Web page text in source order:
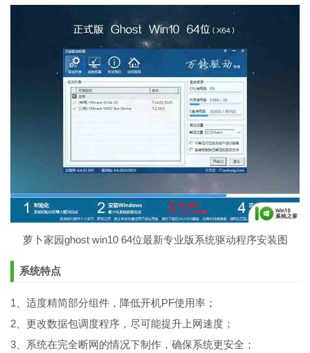
萝卜家园ghost win10 64位最新专业版系统驱动程序安装图
系统特点
1、适度精简部分组件，降低开机PF使用率；
2、更改数据包调度程序，尽可能提升上网速度；
3、系统在完全断网的情况下制作，确保系统更安全；